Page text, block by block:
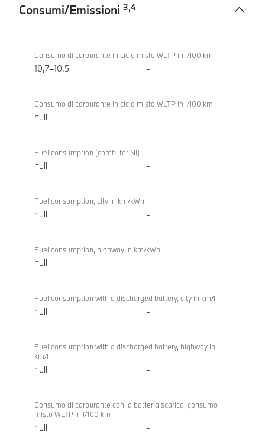
Consumi/Emissioni 3,4
Competition
M xDrive
Consumo di carburante in ciclo misto WLTP in l/100 km
10,7–10,5 -
Consumo di carburante in ciclo misto WLTP in l/100 km
null -
Fuel consumption (comb. for NI)
null -
Fuel consumption, city in km/kWh
null -
Fuel consumption, highway in km/kWh
null -
Fuel consumption with a discharged battery, city in km/l
null -
Fuel consumption with a discharged battery, highway in
km/l
null -
Consumo di carburante con la batteria scarica, consumo
misto WLTP in l/100 km
null -